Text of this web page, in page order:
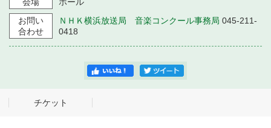
・ 芸術参与
・ 建築見学ツアー
会場
ホール
お問い
合わせ
ＮＨＫ横浜放送局 音楽コンクール事務局 045-211-
0418
チケット